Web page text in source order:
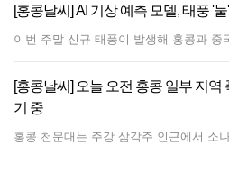
[홍콩날씨] AI 기상 예측 모델, 태풍 '
[홍콩날씨] 오늘 오전 홍콩 일부 지역
기 중